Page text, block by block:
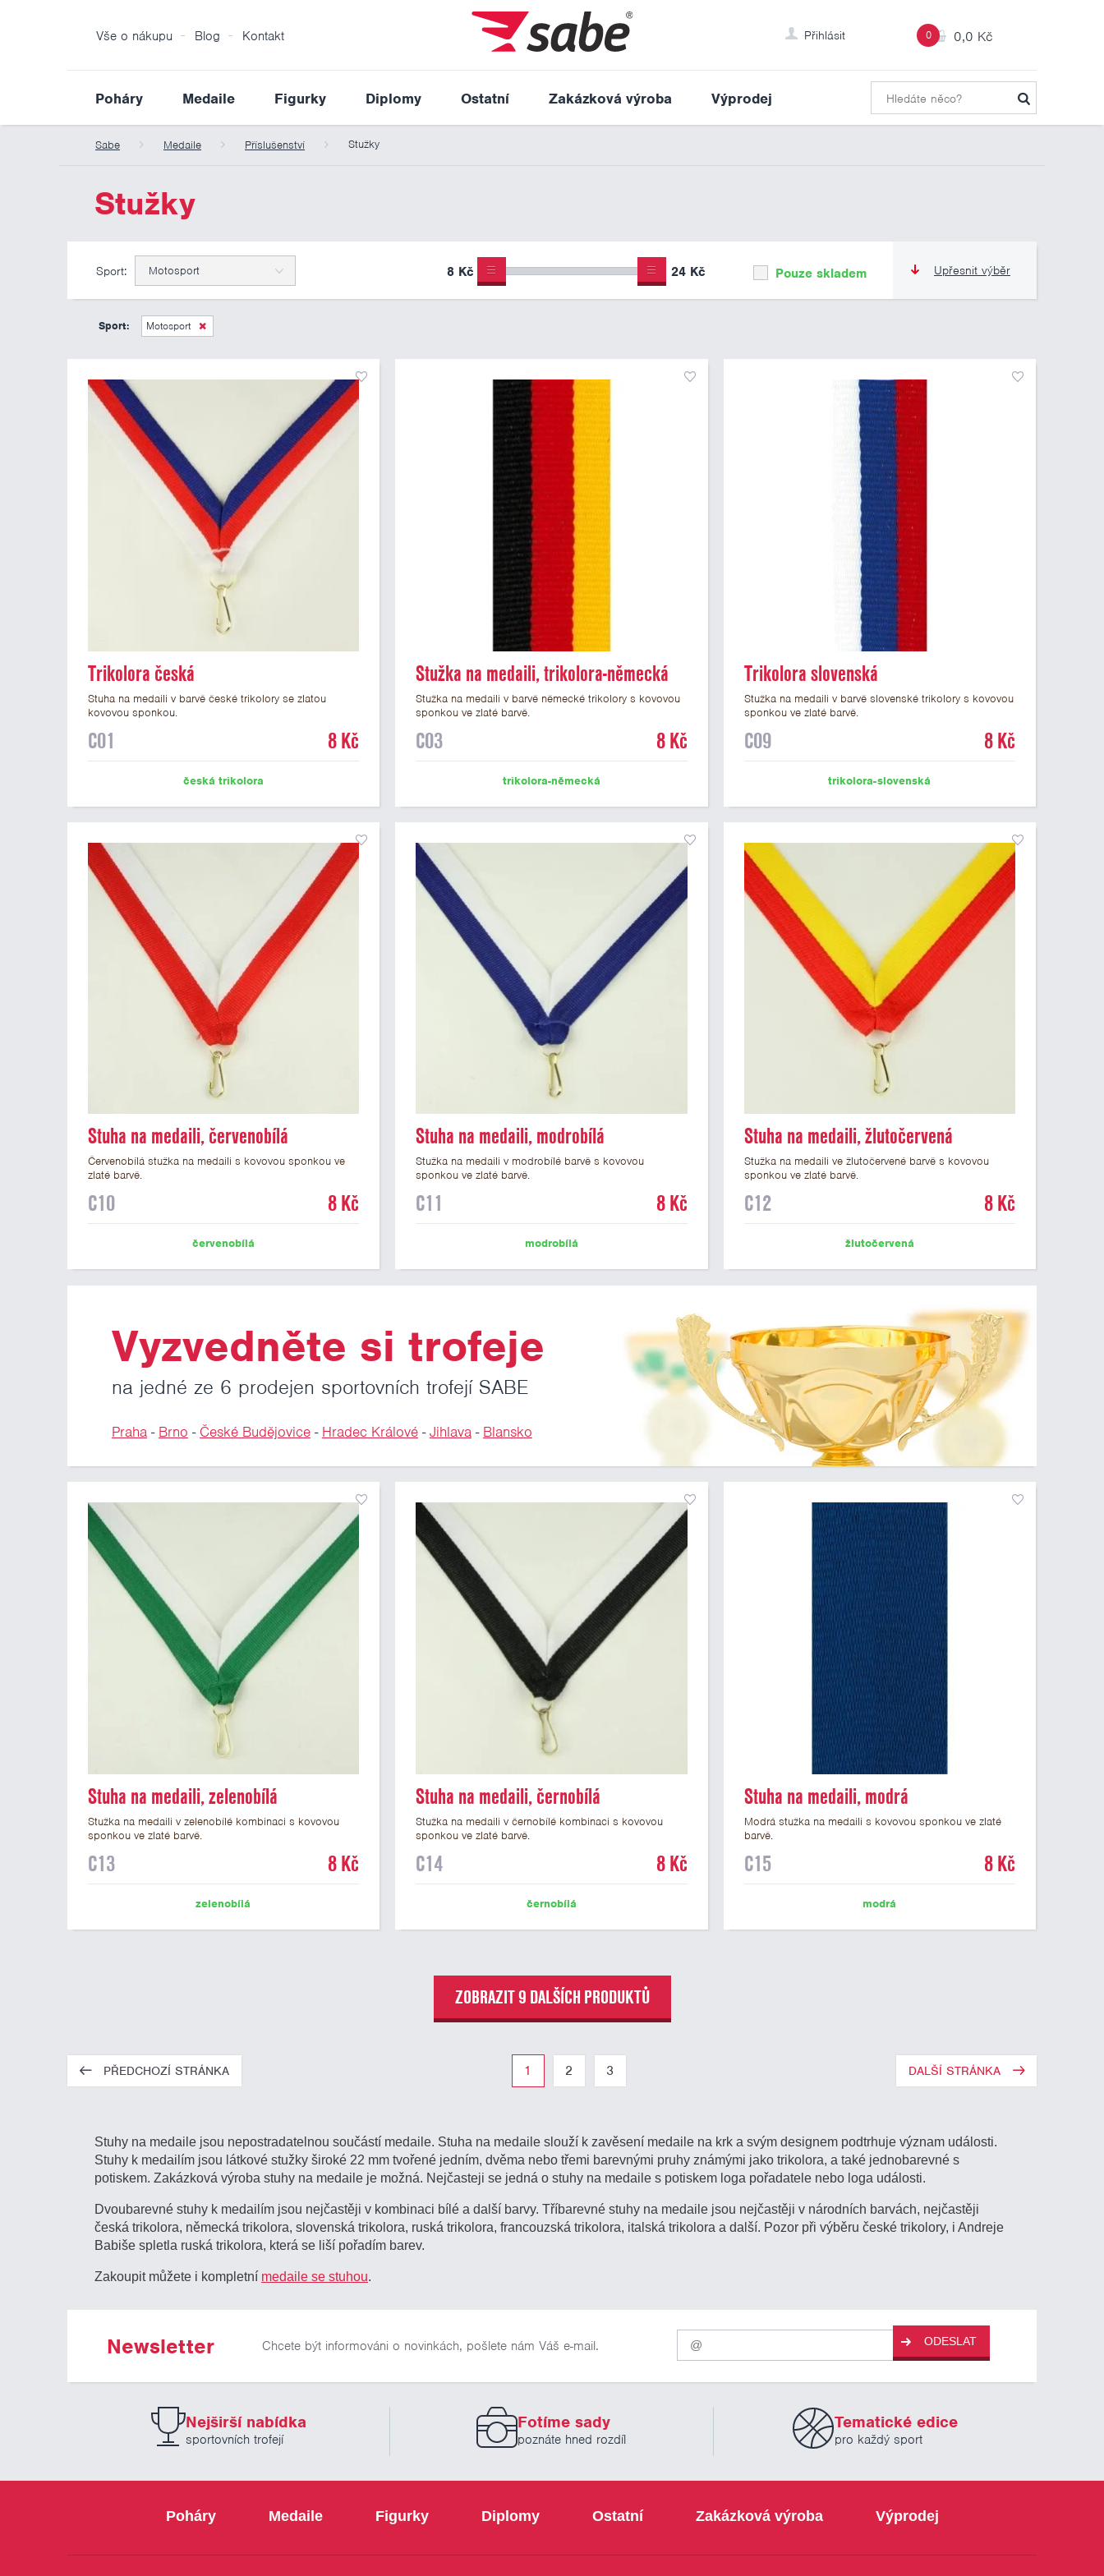
0 0,0 Kč
Přihlásit
Vše o nákupu Blog Kontakt
Poháry Medaile Figurky Diplomy Ostatní Zakázková výroba Výprodej
Sabe Medaile Příslušenství Stužky
Stužky
Upřesnit výběr
Sport: Motosport Pouze skladem
8 Kč 24 Kč
Sport: Motosport
Trikolora česká
Stuha na medaili v barvě české trikolory se zlatou
kovovou sponkou.
C01 8 Kč
česká trikolora
Stužka na medaili, trikolora-německá
Stužka na medaili v barvě německé trikolory s kovovou
sponkou ve zlaté barvě.
C03 8 Kč
trikolora-německá
Trikolora slovenská
Stužka na medaili v barvě slovenské trikolory s kovovou
sponkou ve zlaté barvě.
C09 8 Kč
trikolora-slovenská
Stuha na medaili, červenobílá
Červenobílá stužka na medaili s kovovou sponkou ve
zlaté barvě.
C10 8 Kč
červenobílá
Stuha na medaili, modrobílá
Stužka na medaili v modrobílé barvě s kovovou
sponkou ve zlaté barvě.
C11 8 Kč
modrobílá
Stuha na medaili, žlutočervená
Stužka na medaili ve žlutočervené barvě s kovovou
sponkou ve zlaté barvě.
C12 8 Kč
žlutočervená
Vyzvedněte si trofeje
na jedné ze 6 prodejen sportovních trofejí SABE
Praha- Brno - České Budějovice- Hradec Králové-Jihlava- Blansko
Stuha na medaili, zelenobílá
Stužka na medaili v zelenobílé kombinaci s kovovou
sponkou ve zlaté barvě.
C13 8 Kč
zelenobílá
Stuha na medaili, černobílá
Stužka na medaili v černobílé kombinaci s kovovou
sponkou ve zlaté barvě.
C14 8 Kč
černobílá
Stuha na medaili, modrá
Modrá stužka na medaili s kovovou sponkou ve zlaté
barvě.
C15 8 Kč
modrá
ZOBRAZIT 9 DALŠÍCH PRODUKTŮ
PŘEDCHOZÍ STRÁNKA 1 2 3 DALŠÍ STRÁNKA
Stuhy na medaile jsou nepostradatelnou součástí medaile. Stuha na medaile slouží k zavěsení medaile na krk a svým designem podtrhuje význam události.
Stuhy k medailím jsou látkové stužky široké 22 mm tvořené jedním, dvěma nebo třemi barevnými pruhy známými jako trikolora, a také jednobarevné s
potiskem. Zakázková výroba stuhy na medaile je možná. Nejčasteji se jedná o stuhy na medaile s potiskem loga pořadatele nebo loga události.
Dvoubarevné stuhy k medailím jsou nejčastěji v kombinaci bílé a další barvy. Tříbarevné stuhy na medaile jsou nejčastěji v národních barvách, nejčastěji
česká trikolora, německá trikolora, slovenská trikolora, ruská trikolora, francouzská trikolora, italská trikolora a další. Pozor při výběru české trikolory, i Andreje
Babiše spletla ruská trikolora, která se liší pořadím barev.
Zakoupit můžete i kompletní medaile se stuhou.
Newsletter Chcete být informováni o novinkách, pošlete nám Váš e-mail.
Pro
odběr
našich
novinek
ODESLAT
Nejširší nabídka
sportovních trofejí
Fotíme sady
poznáte hned rozdíl
Tematické edice
pro každý sport
Poháry Medaile Figurky Diplomy Ostatní Zakázková výroba Výprodej